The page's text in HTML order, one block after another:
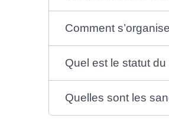
Comment
Quel est le statut
Quelles sont les